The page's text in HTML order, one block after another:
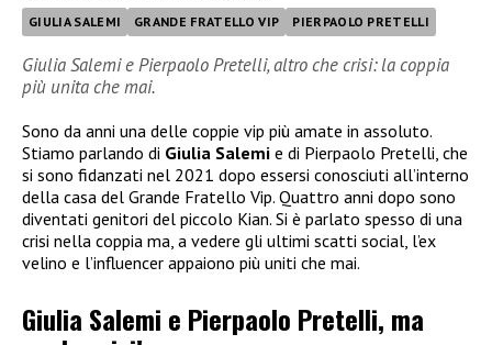
GIULIA SALEMI GRANDE FRATELLO VIP PIERPAOLO PRETELLI
Giulia Salemi e Pierpaolo Pretelli, altro che crisi: la coppia
più unita che mai.
Sono da anni una delle coppie vip più amate in assoluto.
Stiamo parlando di Giulia Salemi e di Pierpaolo Pretelli, che
si sono fidanzati nel 2021 dopo essersi conosciuti all’interno
della casa del Grande Fratello Vip. Quattro anni dopo sono
diventati genitori del piccolo Kian. Si è parlato spesso di una
crisi nella coppia ma, a vedere gli ultimi scatti social, l’ex
velino e l’influencer appaiono più uniti che mai.
Giulia Salemi e Pierpaolo Pretelli, ma